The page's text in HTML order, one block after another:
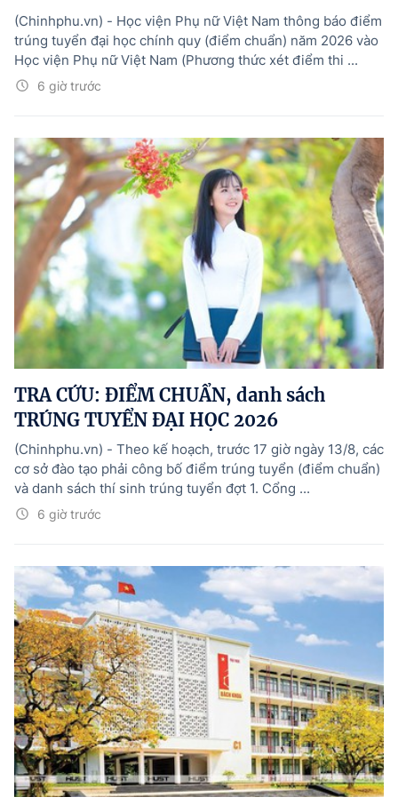
6 giờ trước
(Chinhphu.vn) - Học viện Phụ nữ Việt Nam thông báo điểm
trúng tuyển đại học chính quy (điểm chuẩn) năm 2026 vào
Học viện Phụ nữ Việt Nam (Phương thức xét điểm thi ...
TRA CỨU: ĐIỂM CHUẨN, danh sách
TRÚNG TUYỂN ĐẠI HỌC 2026
6 giờ trước
(Chinhphu.vn) - Theo kế hoạch, trước 17 giờ ngày 13/8, các
cơ sở đào tạo phải công bố điểm trúng tuyển (điểm chuẩn)
và danh sách thí sinh trúng tuyển đợt 1. Cổng ...